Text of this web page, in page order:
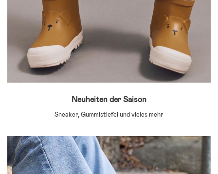
Neuheiten der Saison
Sneaker, Gummistiefel und vieles mehr